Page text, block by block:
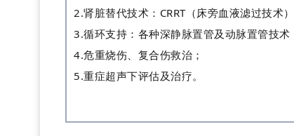
2.肾脏替代技术： CRRT（床旁血液滤过技术）
3.循环支持： 各种深静脉置管及动脉置管技术
4.危重烧伤、复合伤救治；
5.重症超声下评估及治疗。